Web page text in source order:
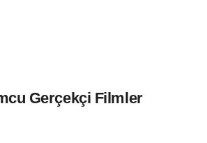
Gerçekçi Filmler